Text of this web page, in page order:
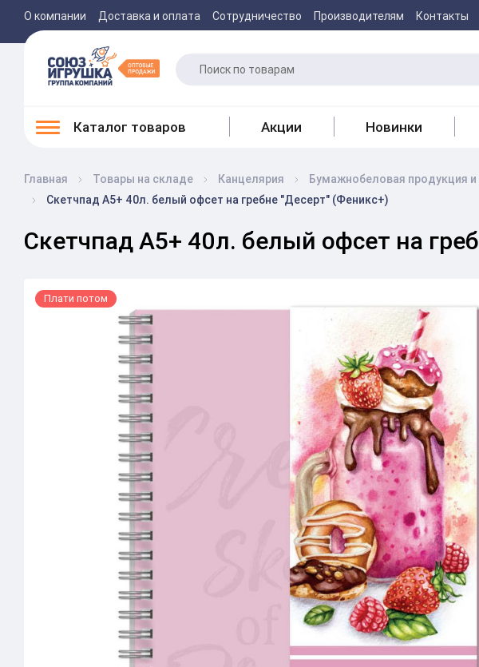
О компании Доставка и оплата Сотрудничество Производителям Контакты
Каталог товаров Акции Новинки
Главная Товары на складе Канцелярия Бумажнобеловая продукция и
Скетчпад А5+ 40л. белый офсет на гребне "Десерт" (Феникс+)
Скетчпад А5+ 40л. белый офсет на
Плати потом